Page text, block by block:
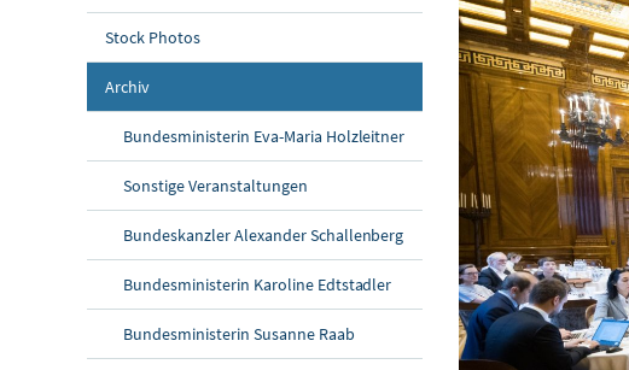
Stock Photos
Archiv
Bundesministerin Eva-Maria Holzleitner
Sonstige Veranstaltungen
Bundeskanzler Alexander Schallenberg
Bundesministerin Karoline Edtstadler
Bundesministerin Susanne Raab